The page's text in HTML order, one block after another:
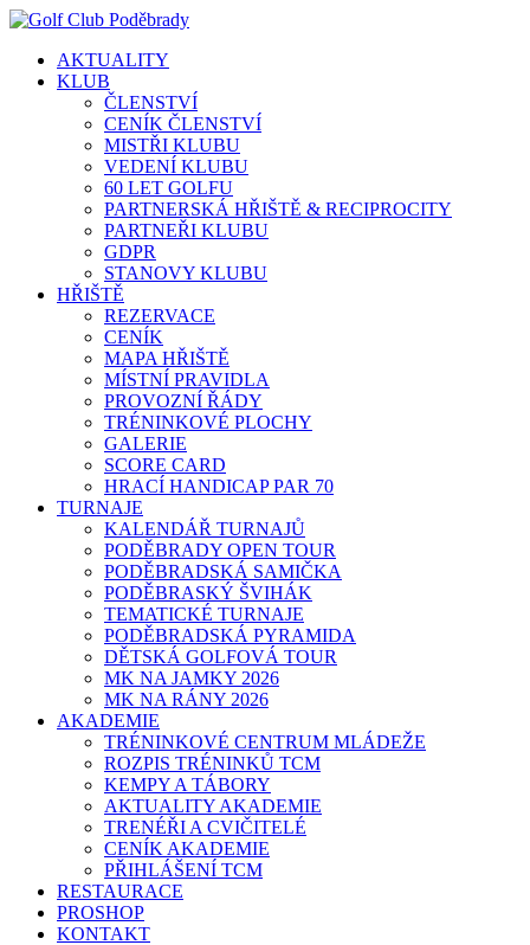
AKTUALITY
KLUB
ČLENSTVÍ
CENÍK ČLENSTVÍ
MISTŘI KLUBU
VEDENÍ KLUBU
60 LET GOLFU
PARTNERSKÁ HŘIŠTĚ & RECIPROCITY
PARTNEŘI KLUBU
GDPR
STANOVY KLUBU
HŘIŠTĚ
REZERVACE
CENÍK
MAPA HŘIŠTĚ
MÍSTNÍ PRAVIDLA
PROVOZNÍ ŘÁDY
TRÉNINKOVÉ PLOCHY
GALERIE
SCORE CARD
HRACÍ HANDICAP PAR 70
TURNAJE
KALENDÁŘ TURNAJŮ
PODĚBRADY OPEN TOUR
PODĚBRADSKÁ SAMIČKA
PODĚBRASKÝ ŠVIHÁK
TEMATICKÉ TURNAJE
PODĚBRADSKÁ PYRAMIDA
DĚTSKÁ GOLFOVÁ TOUR
MK NA JAMKY 2026
MK NA RÁNY 2026
AKADEMIE
TRÉNINKOVÉ CENTRUM MLÁDEŽE
ROZPIS TRÉNINKŮ TCM
KEMPY A TÁBORY
AKTUALITY AKADEMIE
TRENÉŘI A CVIČITELÉ
CENÍK AKADEMIE
PŘIHLÁŠENÍ TCM
RESTAURACE
PROSHOP
KONTAKT